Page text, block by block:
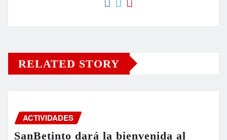
RELATED STORY
ACTIVIDADES
SanBetinto dará la bienvenida al